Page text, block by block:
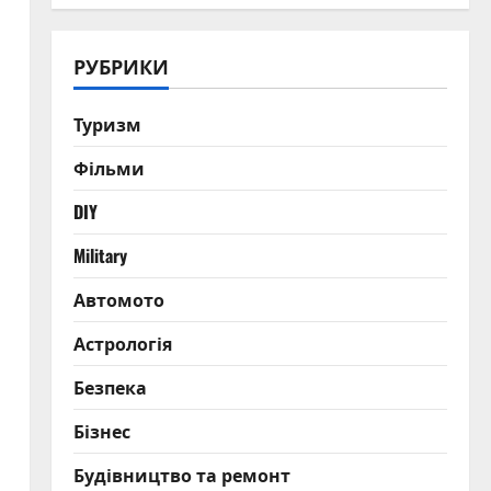
РУБРИКИ
Туризм
Фільми
DIY
Military
Автомото
Астрологія
Безпека
Бізнес
Будівництво та ремонт